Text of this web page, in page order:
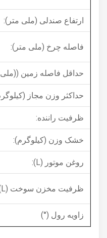
ارتفاع صندلی (ملی متر):
فاصله چرخ (ملی متر):
حداقل فاصله زمین ((ملی متر):
حداکثر وزن مجاز (کیلوگرم):
ظرفیت راننده:
خشک وزن (کیلوگرم):
روغن موتور (L):
ظرفیت مخزن سوخت (L):
زاویه رول (°)